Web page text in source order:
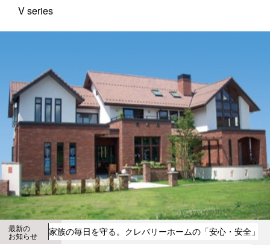
V series
最新の
お知らせ 家族の毎日を守る。クレバリーホームの「安心・安全」